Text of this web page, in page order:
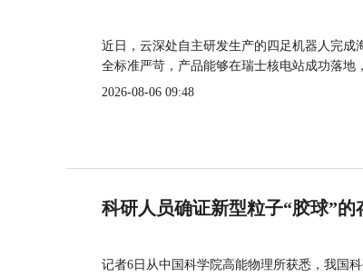
近日，云深处自主研发生产的四足机器人完
全标准严苛，产品能够在瑞士核电站成功落地
2026-08-06 09:48
科研人员确证新型粒子“胶球”的
记者6日从中国科学院高能物理所获悉，我国